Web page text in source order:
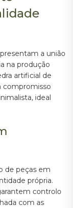
a união
na produção
artificial de
compromisso
ideal
de peças em
própria.
controlo
com as